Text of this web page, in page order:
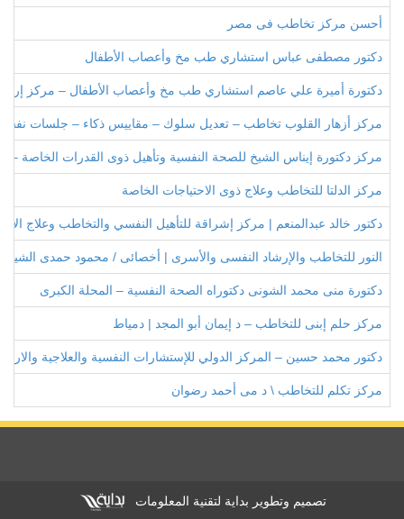
أحسن مركز تخاطب فى مصر
دكتور مصطفى عباس استشاري طب مخ وأعصاب الأطفال
دكتورة أميرة علي عاصم استشاري طب مخ وأعصاب الأطفال – مركز إرادة
مركز أزهار القلوب تخاطب – تعديل سلوك – مقاييس ذكاء – جلسات
مركز دكتورة إيناس الشيخ للصحة النفسية وتأهيل ذوى القدرات الخاصة –
مركز الدلتا للتخاطب وعلاج ذوى الاحتياجات الخاصة
دكتور خالد عبدالمنعم | مركز إشراقة للتأهيل النفسي والتخاطب وعلاج
النور للتخاطب والإرشاد النفسى والأسرى | أخصائى / محمود حمدى الشيخ
دكتورة منى محمد الشونى دكتوراه الصحة النفسية – المحلة الكبرى
مركز حلم إبنى للتخاطب – د إيمان أبو المجد | دمياط
دكتور محمد حسين – المركز الدولي للإستشارات النفسية والعلاجية
مركز تكلم للتخاطب \ د مى أحمد رضوان
تصميم وتطوير بداية لتقنية المعلومات